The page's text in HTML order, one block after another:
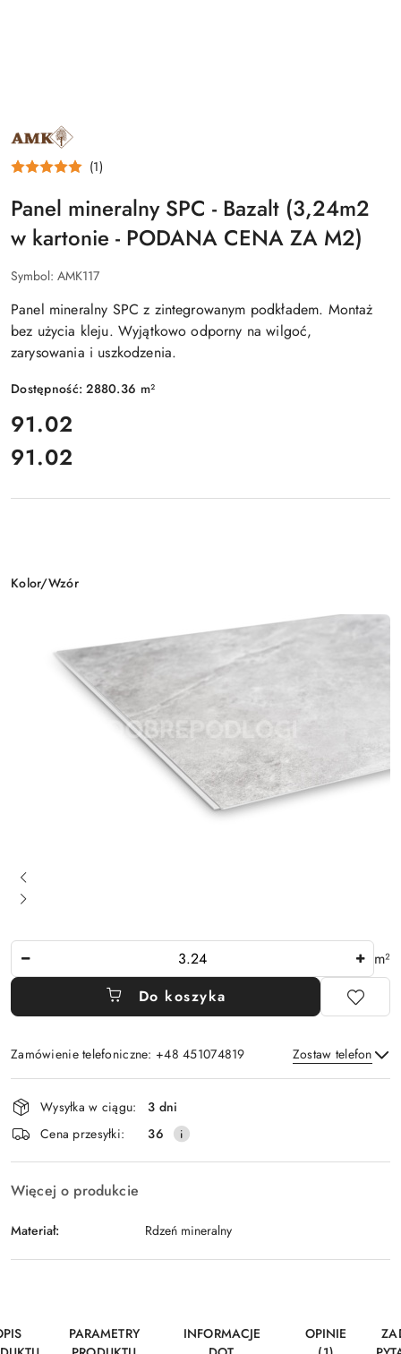
NAZWA
PRODUCENTA:
AMK
MAREK
KOMANDYTOWA
(1)
Panel mineralny SPC - Bazalt (3,24m2
w kartonie - PODANA CENA ZA M2)
Symbol: AMK117
Panel mineralny SPC z zintegrowanym podkładem. Montaż
bez użycia kleju. Wyjątkowo odporny na wilgoć,
zarysowania i uszkodzenia.
Dostępność:2880.36 m²
cena:
91.02
Cena:
91.02
Wariant
Kolor/Wzór
m²
Do koszyka
Zamówienie telefoniczne: +48 451074819 Zostaw telefon
Wyślij
Dostępność
i
dostawa
Wysyłka w ciągu:
3 dni
Cena przesyłki:
36
Więcej o produkcie
Materiał: Rdzeń mineralny
PARAMETRY
INFORMACJE
OPINIE